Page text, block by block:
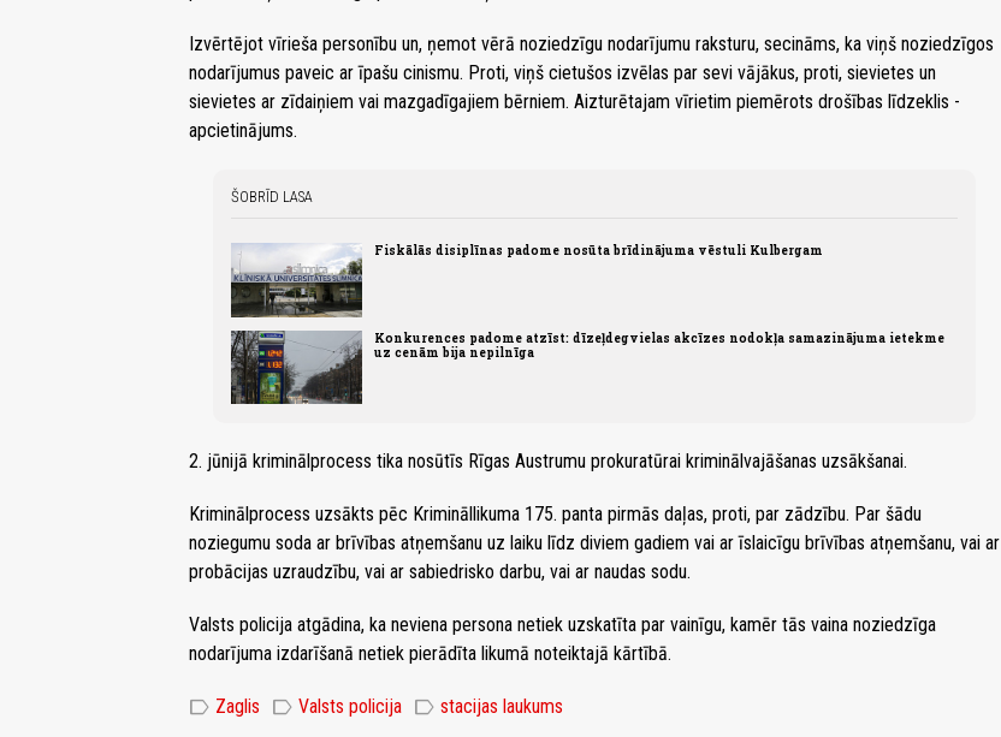
Izvērtējot vīrieša personību un, ņemot vērā noziedzīgu nodarījumu raksturu, secināms, ka viņš noziedzīgos
nodarījumus paveic ar īpašu cinismu. Proti, viņš cietušos izvēlas par sevi vājākus, proti, sievietes un
sievietes ar zīdaiņiem vai mazgadīgajiem bērniem. Aizturētajam vīrietim piemērots drošības līdzeklis -
apcietinājums.
ŠOBRĪD LASA
Fiskālās disiplīnas padome nosūta brīdinājuma vēstuli Kulbergam
Konkurences padome atzīst: dīzeļdegvielas akcīzes nodokļa samazinājuma ietekme
uz cenām bija nepilnīga
2. jūnijā kriminālprocess tika nosūtīs Rīgas Austrumu prokuratūrai kriminālvajāšanas uzsākšanai.
Kriminālprocess uzsākts pēc Krimināllikuma 175. panta pirmās daļas, proti, par zādzību. Par šādu
noziegumu soda ar brīvības atņemšanu uz laiku līdz diviem gadiem vai ar īslaicīgu brīvības atņemšanu, vai ar
probācijas uzraudzību, vai ar sabiedrisko darbu, vai ar naudas sodu.
Valsts policija atgādina, ka neviena persona netiek uzskatīta par vainīgu, kamēr tās vaina noziedzīga
nodarījuma izdarīšanā netiek pierādīta likumā noteiktajā kārtībā.
label Zaglis label Valsts policija label stacijas laukums